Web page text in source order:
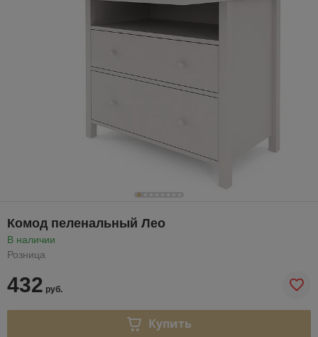
Комод пеленальный Лео
В наличии
Розница
432 руб.
Купить